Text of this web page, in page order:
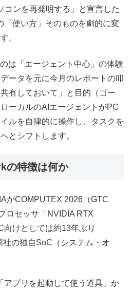
コンを再発明する」と宣言した
「使い方」そのものを劇的に変
。
は「エージェント中心」の体験
ータを元に今月のレポートの叩
有しておいて」と目的（ゴー
ーカルのAIエージェントがPC
ルを自律的に操作し、タスクを
とシフトします。
の特徴は何か
がCOMPUTEX 2026（GTC
ロセッサ「NVIDIA RTX
けとしては約13年ぶり
社の独自SoC（システム・オ
プリを起動して使う道具」か